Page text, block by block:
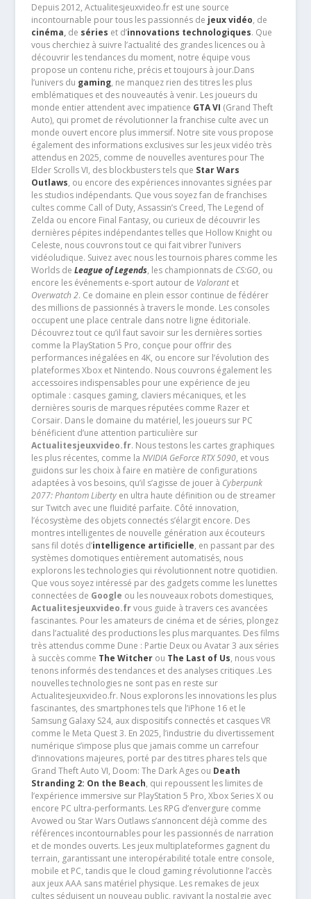
Depuis 2012, Actualitesjeuxvideo.fr est une source
incontournable pour tous les passionnés de jeux vidéo, de
cinéma,de séries et d’innovations technologiques. Que
vous cherchiez à suivre l’actualité des grandes licences ou à
découvrir les tendances du moment, notre équipe vous
propose un contenu riche, précis et toujours à jour.Dans
l’univers du gaming, ne manquez rien des titres les plus
emblématiques et des nouveautés à venir. Les joueurs du
monde entier attendent avec impatience GTA VI (Grand Theft
Auto), qui promet de révolutionner la franchise culte avec un
monde ouvert encore plus immersif. Notre site vous propose
également des informations exclusives sur les jeux vidéo très
attendus en 2025, comme de nouvelles aventures pour The
Elder Scrolls VI, des blockbusters tels que Star Wars
Outlaws, ou encore des expériences innovantes signées par
les studios indépendants. Que vous soyez fan de franchises
cultes comme Call of Duty, Assassin’s Creed, The Legend of
Zelda ou encore Final Fantasy, ou curieux de découvrir les
dernières pépites indépendantes telles que Hollow Knight ou
Celeste, nous couvrons tout ce qui fait vibrer l’univers
vidéoludique. Suivez avec nous les tournois phares comme les
Worlds de League of Legends, les championnats de CS:GO, ou
encore les événements e-sport autour de Valorantet
Overwatch 2. Ce domaine en plein essor continue de fédérer
des millions de passionnés à travers le monde. Les consoles
occupent une place centrale dans notre ligne éditoriale.
Découvrez tout ce qu’il faut savoir sur les dernières sorties
comme la PlayStation 5 Pro, conçue pour offrir des
performances inégalées en 4K, ou encore sur l’évolution des
plateformes Xbox et Nintendo. Nous couvrons également les
accessoires indispensables pour une expérience de jeu
optimale : casques gaming, claviers mécaniques, et les
dernières souris de marques réputées comme Razer et
Corsair. Dans le domaine du matériel, les joueurs sur PC
bénéficient d’une attention particulière sur
Actualitesjeuxvideo.fr. Nous testons les cartes graphiques
les plus récentes, comme la NVIDIA GeForce RTX 5090, et vous
guidons sur les choix à faire en matière de configurations
adaptées à vos besoins, qu’il s’agisse de jouer à Cyberpunk
2077: Phantom Libertyen ultra haute définition ou de streamer
sur Twitch avec une fluidité parfaite. Côté innovation,
l’écosystème des objets connectés s’élargit encore. Des
montres intelligentes de nouvelle génération aux écouteurs
sans fil dotés d’intelligence artificielle, en passant par des
systèmes domotiques entièrement automatisés, nous
explorons les technologies qui révolutionnent notre quotidien.
Que vous soyez intéressé par des gadgets comme les lunettes
connectées de Google ou les nouveaux robots domestiques,
Actualitesjeuxvideo.frvous guide à travers ces avancées
fascinantes. Pour les amateurs de cinéma et de séries, plongez
dans l’actualité des productions les plus marquantes. Des films
très attendus comme Dune : Partie Deux ou Avatar 3 aux séries
à succès comme The Witcherou The Last of Us, nous vous
tenons informés des tendances et des analyses critiques .Les
nouvelles technologies ne sont pas en reste sur
Actualitesjeuxvideo.fr. Nous explorons les innovations les plus
fascinantes, des smartphones tels que l’iPhone 16 et le
Samsung Galaxy S24, aux dispositifs connectés et casques VR
comme le Meta Quest 3. En 2025, l’industrie du divertissement
numérique s’impose plus que jamais comme un carrefour
d’innovations majeures, porté par des titres phares tels que
Grand Theft Auto VI, Doom: The Dark Ages ou Death
Stranding 2: On the Beach, qui repoussent les limites de
l’expérience immersive sur PlayStation 5 Pro, Xbox Series X ou
encore PC ultra-performants. Les RPG d’envergure comme
Avowed ou Star Wars Outlaws s’annoncent déjà comme des
références incontournables pour les passionnés de narration
et de mondes ouverts. Les jeux multiplateformes gagnent du
terrain, garantissant une interopérabilité totale entre console,
mobile et PC, tandis que le cloud gaming révolutionne l’accès
aux jeux AAA sans matériel physique. Les remakes de jeux
cultes séduisent un nouveau public, ravivant la nostalgie avec